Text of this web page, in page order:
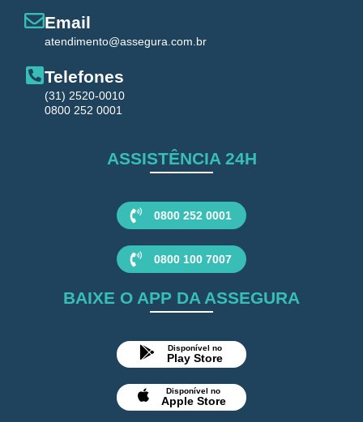
Email
atendimento@assegura.com.br
Telefones
(31) 2520-0010
0800 252 0001
ASSISTÊNCIA 24H
0800 252 0001
0800 100 7007
BAIXE O APP DA ASSEGURA
Disponível no
Play Store
Disponível no
Apple Store